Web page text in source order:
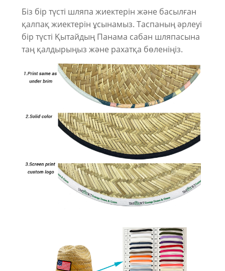
Біз бір түсті шляпа жиектерін және басылған
қалпақ жиектерін ұсынамыз. Таспаның әрлеуі
бір түсті Қытайдың Панама сабан шляпасына
таң қалдырыңыз және рахатқа бөленіңіз.